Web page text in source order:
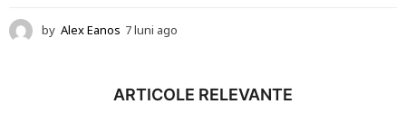
by Alex Eanos 7 luni ago
n
ARTICOLE RELEVANTE